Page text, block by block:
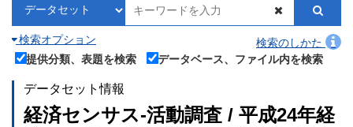
検索オプション
検索のしかた
提供分類、表題を検索
データベース、ファイル内を検索
データセット情報
経済センサス‐活動調査 / 平成24年経